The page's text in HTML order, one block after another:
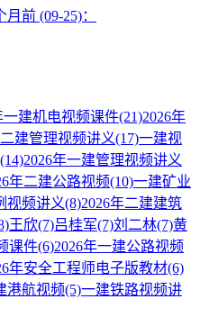
月前 (09-25)：
一建机电视频课件(21)2026年
建管理视频讲义(17)一建视
(14)2026年一建管理视频讲义
年二建公路视频(10)一建矿业
视频讲义(8)2026年二建建筑
王欣(7)吕桂军(7)刘二林(7)黄
课件(6)2026年一建公路视频
年安全工程师电子版教材(6)
港航视频(5)一建铁路视频讲